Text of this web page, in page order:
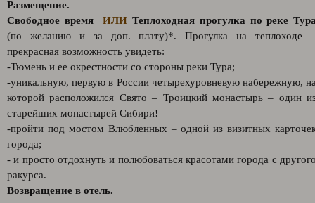
Размещение.
Свободное времяИЛИ Теплоходная прогулка по реке
(по желанию и за доп. плату)*. Прогулка на теплоходе
прекрасная возможность увидеть:
-Тюмень и ее окрестности со стороны реки Тура;
-уникальную, первую в России четырехуровневую набережную,
которой расположился Свято – Троицкий монастырь – один
старейших монастырей Сибири!
-пройти под мостом Влюбленных – одной из визитных
города;
- и просто отдохнуть и полюбоваться красотами города с
ракурса.
Возвращение в отель.